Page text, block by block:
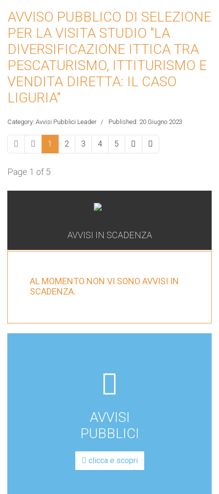
AVVISO PUBBLICO DI SELEZIONE
PER LA VISITA STUDIO "LA
DIVERSIFICAZIONE ITTICA TRA
PESCATURISMO, ITTITURISMO E
VENDITA DIRETTA: IL CASO
LIGURIA"
Category: Avvisi Pubblici Leader Published: 20 Giugno 2023
1 2 3 4 5
Page 1 of 5
AVVISI IN SCADENZA
AL MOMENTO NON VI SONO AVVISI IN
SCADENZA.
lines
AVVISI
PUBBLICI
clicca e scopri